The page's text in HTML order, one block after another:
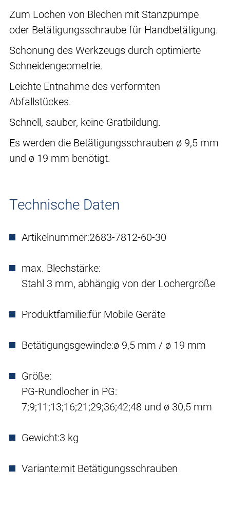
Zum Lochen von Blechen mit Stanzpumpe
oder Betätigungsschraube für Handbetätigung.
Schonung des Werkzeugs durch optimierte
Schneidengeometrie.
Leichte Entnahme des verformten
Abfallstückes.
Schnell, sauber, keine Gratbildung.
Es werden die Betätigungsschrauben ø 9,5 mm
und ø 19 mm benötigt.
Technische Daten
Artikelnummer:2683-7812-60-30
max. Blechstärke:
Stahl 3 mm, abhängig von der Lochergröße
Produktfamilie:für Mobile Geräte
Betätigungsgewinde:ø 9,5 mm / ø 19 mm
Größe:
PG-Rundlocher in PG:
7;9;11;13;16;21;29;36;42;48 und ø 30,5 mm
Gewicht:3 kg
Variante:mit Betätigungsschrauben